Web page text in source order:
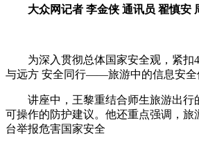
大众网记者 李金侠 通讯员 翟慎安
为深入贯彻总体国家安全观，紧扣
与远方 安全同行——旅游中的信息安全
讲座中，王黎重结合师生旅游出行的
可操作的防护建议。他还重点强调，
台举报危害国家安全